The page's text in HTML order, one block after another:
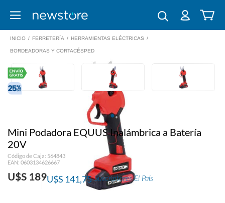
INICIO / FERRETERÍA / HERRAMIENTAS ELÉCTRICAS /
BORDEADORAS Y CORTACÉSPED
Mini Podadora EQUUS Inalámbrica a Batería
20V
Código de Caja: 564843
EAN: 0603134626667
U$S 189 Suscriptores El País
U$S 141,75